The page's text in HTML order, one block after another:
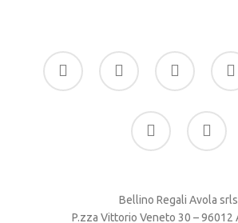
facebook
google-
plus
instagram
phone email
Bellino Regali Avola srls
P.zza Vittorio Veneto 30 – 96012